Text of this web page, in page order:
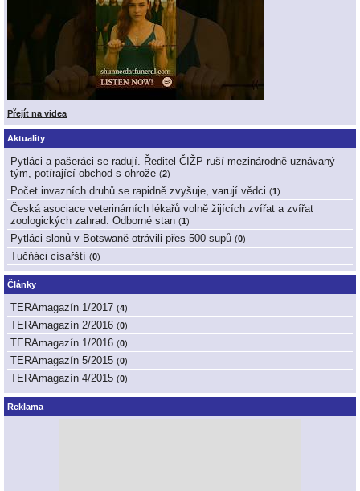
Přejít na videa
Aktuality
Pytláci a pašeráci se radují. Ředitel ČIŽP ruší mezinárodně uznávaný
tým, potírající obchod s ohrože (2)
Počet invazních druhů se rapidně zvyšuje, varují vědci (1)
Česká asociace veterinárních lékařů volně žijících zvířat a zvířat
zoologických zahrad: Odborné stan (1)
Pytláci slonů v Botswaně otrávili přes 500 supů (0)
Tučňáci císařští (0)
Články
TERAmagazín 1/2017 (4)
TERAmagazín 2/2016 (0)
TERAmagazín 1/2016 (0)
TERAmagazín 5/2015 (0)
TERAmagazín 4/2015 (0)
Reklama